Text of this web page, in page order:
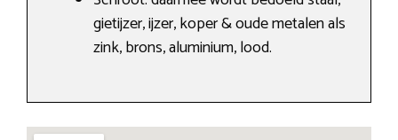
gietijzer, ijzer, koper & oude metalen als
zink, brons, aluminium, lood.